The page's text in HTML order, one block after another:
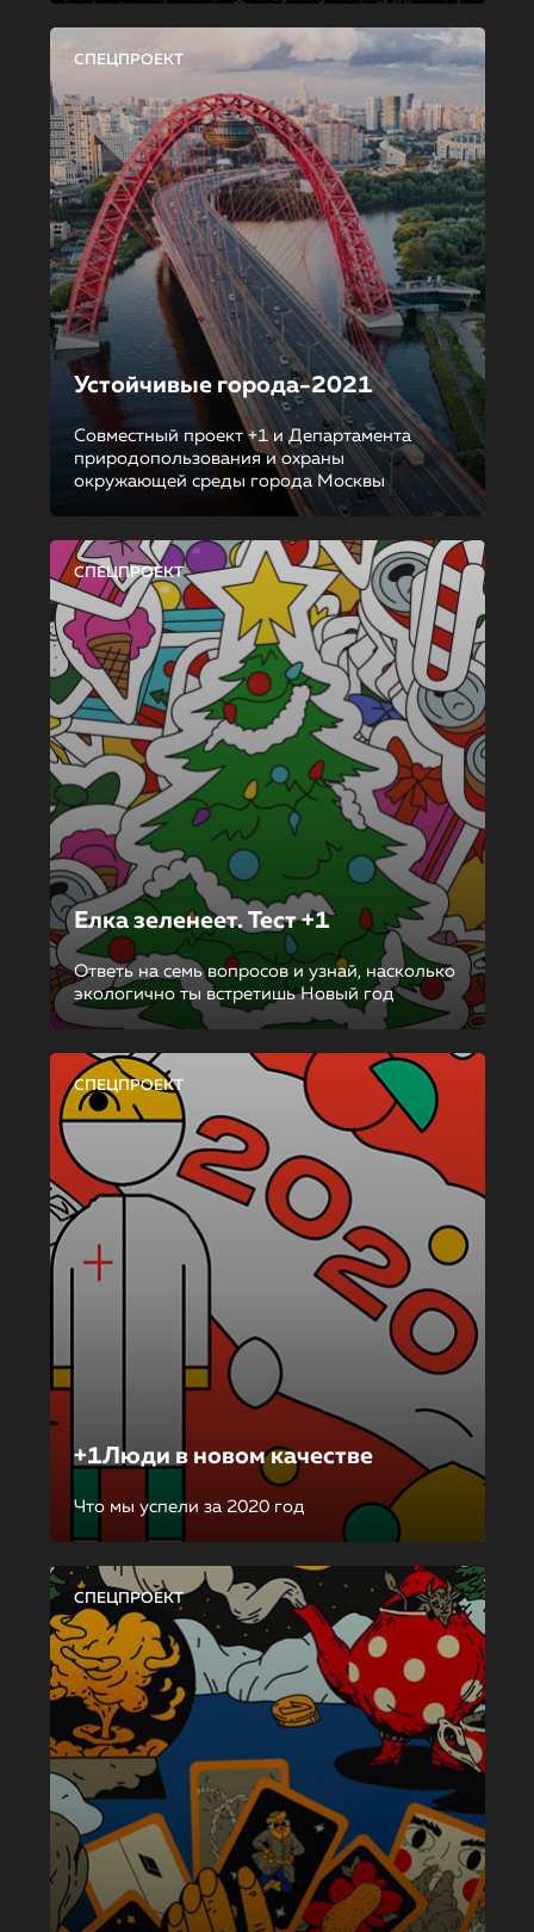
СПЕЦПРОЕКТ
Устойчивые города-2021
Совместный проект +1 и Департамента
природопользования и охраны
окружающей среды города Москвы
СПЕЦПРОЕКТ
Елка зеленеет. Тест +1
Ответь на семь вопросов и узнай, насколько
экологично ты встретишь Новый год
СПЕЦПРОЕКТ
+1Люди в новом качестве
Что мы успели за 2020 год
СПЕЦПРОЕКТ